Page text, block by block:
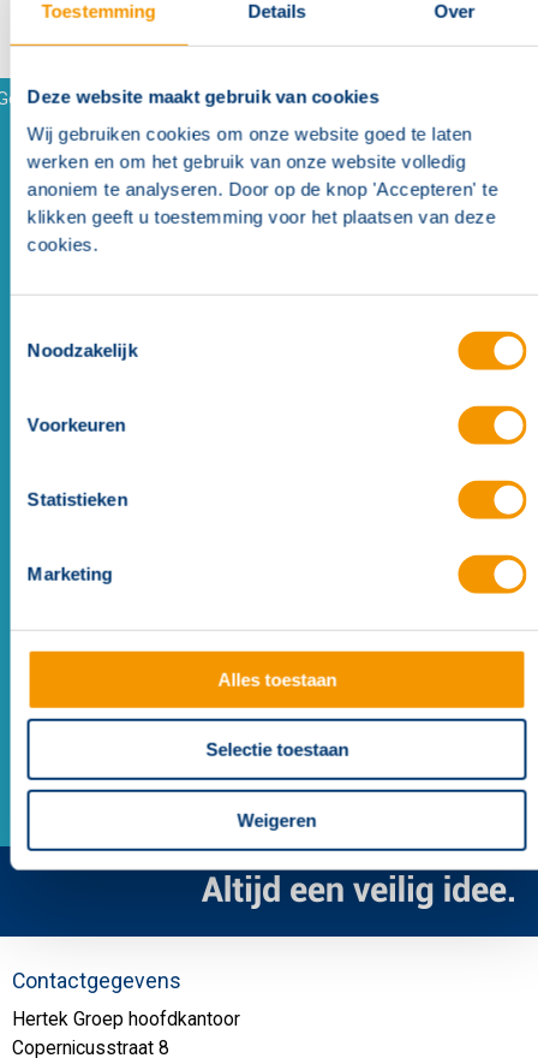
Toestemming Details Over
Deze website maakt gebruik van cookies
Wij gebruiken cookies om onze website goed te laten
werken en om het gebruik van onze website volledig
anoniem te analyseren. Door op de knop 'Accepteren' te
klikken geeft u toestemming voor het plaatsen van deze
cookies.
Noodzakelijk
Voorkeuren
Statistieken
Marketing
Alles toestaan
Selectie toestaan
Weigeren
producten en accessoires
Alternativen
Alternatieve mogelijkheden(1)
XP95 zone monitor unit DIN
Contactgegevens
Hertek Groep hoofdkantoor
Copernicusstraat 8